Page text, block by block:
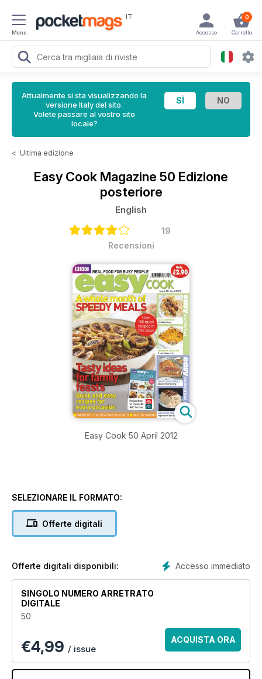
Menu
IT 0
Carrello
Accesso
Attualmente si sta visualizzando la
versione Italy del sito.
Volete passare al vostro sito
locale?
< Ultima edizione
Easy Cook Magazine 50 Edizione
posteriore
English
19
Recensioni
Easy Cook 50 April 2012
SELEZIONARE IL FORMATO:
Offerte digitali
Accesso immediato
Offerte digitali disponibili:
SINGOLO NUMERO ARRETRATO
DIGITALE
50
€4,99 / issue
ACQUISTA ORA